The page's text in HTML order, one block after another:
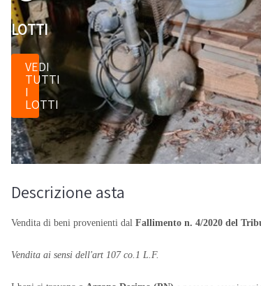
LOTTI
VEDI
TUTTI
I
LOTTI
Descrizione asta
Vendita di beni provenienti dal Fallimento n. 4/2020 del
Vendita ai sensi dell'art 107 co.1 L.F.